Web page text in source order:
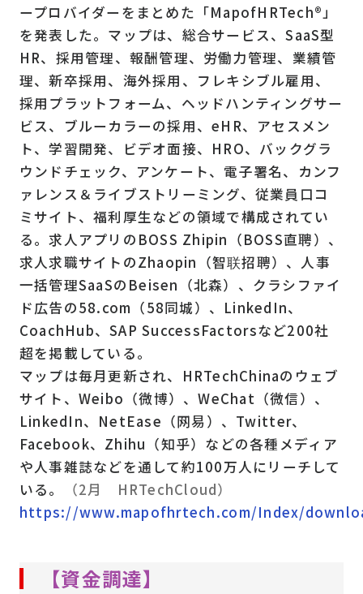
ープロバイダーをまとめた「MapofHRTech®」
を発表した。マップは、総合サービス、SaaS型
HR、採用管理、報酬管理、労働力管理、業績管
理、新卒採用、海外採用、フレキシブル雇用、
採用プラットフォーム、ヘッドハンティングサー
ビス、ブルーカラーの採用、eHR、アセスメン
ト、学習開発、ビデオ面接、HRO、バックグラ
ウンドチェック、アンケート、電子署名、カンフ
ァレンス＆ライブストリーミング、従業員口コ
ミサイト、福利厚生などの領域で構成されてい
る。求人アプリのBOSS Zhipin（BOSS直聘）、
求人求職サイトのZhaopin（智联招聘）、人事
一括管理SaaSのBeisen（北森）、クラシファイ
ド広告の58.com（58同城）、LinkedIn、
CoachHub、SAP SuccessFactorsなど200社
超を掲載している。
マップは毎月更新され、HRTechChinaのウェブ
サイト、Weibo（微博）、WeChat（微信）、
LinkedIn、NetEase（网易）、Twitter、
Facebook、Zhihu（知乎）などの各種メディア
や人事雑誌などを通して約100万人にリーチして
いる。
（2月 HRTechCloud）
https://www.mapofhrtech.com/Index/
【資金調達】